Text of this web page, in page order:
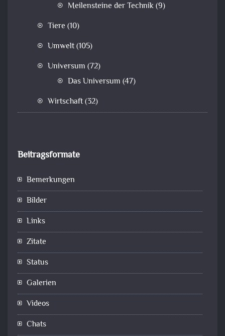
Meilensteine der Technik(9)
Tiere (10)
Umwelt(105)
Universum (72)
Das Universum (47)
Wirtschaft(32)
Beitragsformate
Bemerkungen
Bilder
Links
Zitate
Status
Galerien
Videos
Chats